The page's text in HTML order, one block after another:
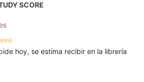
SCORE
hoy, se estima recibir en la librería